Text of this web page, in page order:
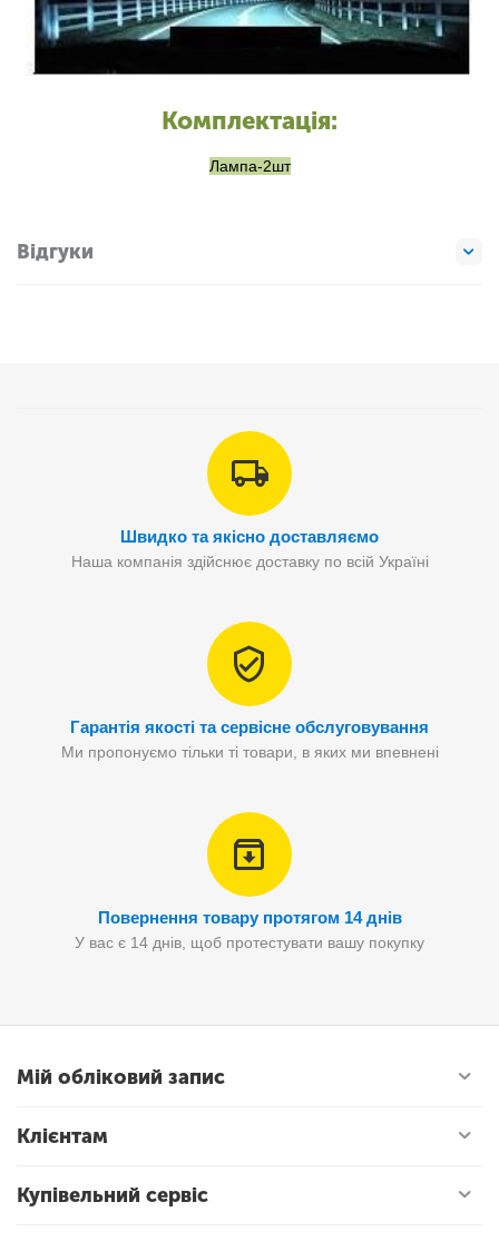
Комплектація:
Лампа-2шт
Відгуки
Швидко та якісно доставляємо
Наша компанія здійснює доставку по всій Україні
Гарантія якості та сервісне обслуговування
Ми пропонуємо тільки ті товари, в яких ми впевнені
Повернення товару протягом 14 днів
У вас є 14 днів, щоб протестувати вашу покупку
Мій обліковий запис
Клієнтам
Купівельний сервіс